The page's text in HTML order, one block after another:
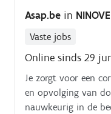
ordergegevens in
bedrijfsapplicaties
Opstellen en
retourzendingen en
Coördineren met
optimaal te laten
Asap.be in NINOVE
Vaste jobs
Online sinds 29
Je zorgt voor een
en opvolging van
nauwkeurig in de